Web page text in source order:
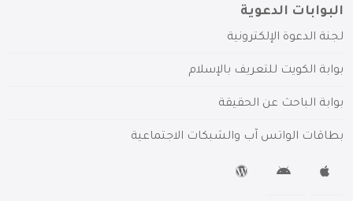
البوابات الدعوية
لجنة الدعوة الإلكترونية
بوابة الكويت للتعريف بالإسلام
بوابة الباحث عن الحقيقة
بطاقات الواتس آب والشبكات الاجتماعية